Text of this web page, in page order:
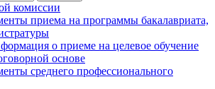
комиссии
приема на программы бакалавриата,
о приеме на целевое обучение
основе
среднего профессионального